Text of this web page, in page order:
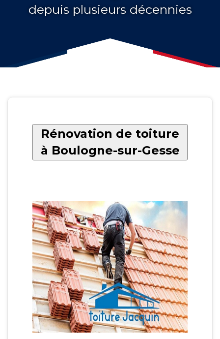
depuis plusieurs décennies
Rénovation de toiture
à Boulogne-sur-Gesse